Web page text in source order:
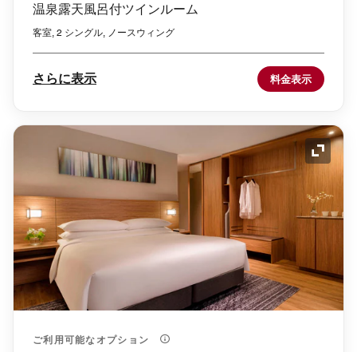
温泉露天風呂付ツインルーム
客室, 2 シングル, ノースウィング
さらに表示 料金表示
アイ
ご利用可能なオプション